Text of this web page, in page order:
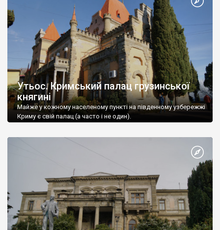
Утьос. Кримський палац грузинської
княгині
Майже у кожному населеному пункті на південному узбережжі
Криму є свій палац (а часто і не один).